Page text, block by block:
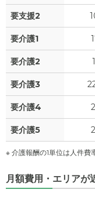
要支援2
要介護1
要介護2
要介護3
要介護4
要介護5
※ 介護報酬の1単位は人件費
月額費用・エリアが